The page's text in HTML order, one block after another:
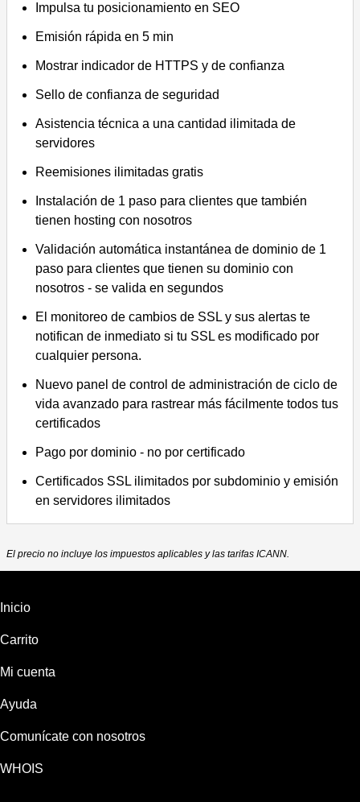
Impulsa tu posicionamiento en SEO
Emisión rápida en 5 min
Mostrar indicador de HTTPS y de confianza
Sello de confianza de seguridad
Asistencia técnica a una cantidad ilimitada de
servidores
Reemisiones ilimitadas gratis
Instalación de 1 paso para clientes que también
tienen hosting con nosotros
Validación automática instantánea de dominio de 1
paso para clientes que tienen su dominio con
nosotros - se valida en segundos
El monitoreo de cambios de SSL y sus alertas te
notifican de inmediato si tu SSL es modificado por
cualquier persona.
Nuevo panel de control de administración de ciclo de
vida avanzado para rastrear más fácilmente todos tus
certificados
Pago por dominio - no por certificado
Certificados SSL ilimitados por subdominio y emisión
en servidores ilimitados
El precio no incluye los impuestos aplicables y las tarifas ICANN.
Inicio
Carrito
Mi cuenta
Ayuda
Comunícate con nosotros
WHOIS